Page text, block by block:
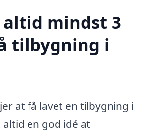
mindst 3
tilbygning i
at få lavet en tilbygning i
altid en god idé at